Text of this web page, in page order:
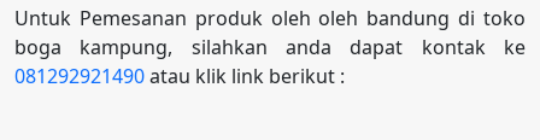
Untuk Pemesanan produk oleh oleh bandung di toko
boga kampung, silahkan anda dapat kontak ke
081292921490atau klik link berikut :